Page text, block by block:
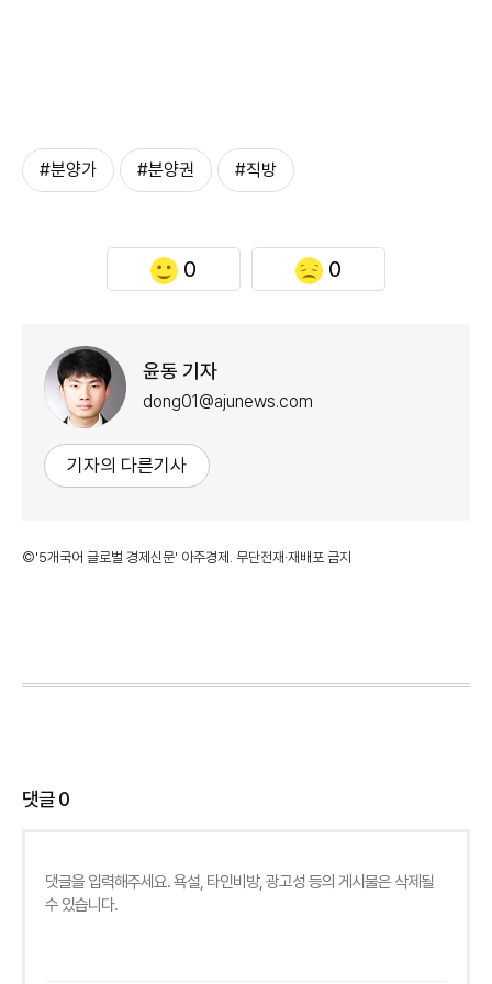
#분양가 #분양권 #직방
0 0
윤동 기자
dong01@ajunews.com
기자의 다른기사
©'5개국어 글로벌 경제신문' 아주경제. 무단전재·재배포 금지
댓글0